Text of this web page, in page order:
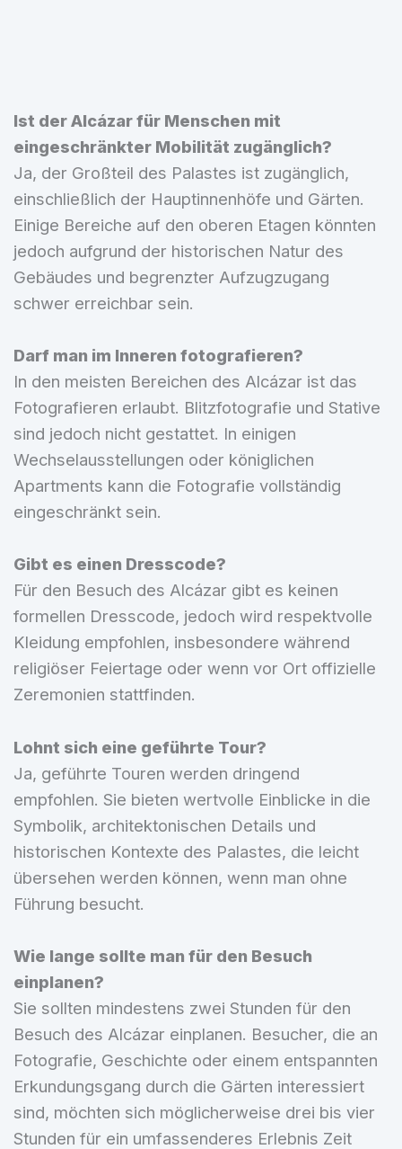
Ist der Alcázar für Menschen mit
eingeschränkter Mobilität zugänglich?
Ja, der Großteil des Palastes ist zugänglich,
einschließlich der Hauptinnenhöfe und Gärten.
Einige Bereiche auf den oberen Etagen könnten
jedoch aufgrund der historischen Natur des
Gebäudes und begrenzter Aufzugzugang
schwer erreichbar sein.
Darf man im Inneren fotografieren?
In den meisten Bereichen des Alcázar ist das
Fotografieren erlaubt. Blitzfotografie und Stative
sind jedoch nicht gestattet. In einigen
Wechselausstellungen oder königlichen
Apartments kann die Fotografie vollständig
eingeschränkt sein.
Gibt es einen Dresscode?
Für den Besuch des Alcázar gibt es keinen
formellen Dresscode, jedoch wird respektvolle
Kleidung empfohlen, insbesondere während
religiöser Feiertage oder wenn vor Ort offizielle
Zeremonien stattfinden.
Lohnt sich eine geführte Tour?
Ja, geführte Touren werden dringend
empfohlen. Sie bieten wertvolle Einblicke in die
Symbolik, architektonischen Details und
historischen Kontexte des Palastes, die leicht
übersehen werden können, wenn man ohne
Führung besucht.
Wie lange sollte man für den Besuch
einplanen?
Sie sollten mindestens zwei Stunden für den
Besuch des Alcázar einplanen. Besucher, die an
Fotografie, Geschichte oder einem entspannten
Erkundungsgang durch die Gärten interessiert
sind, möchten sich möglicherweise drei bis vier
Stunden für ein umfassenderes Erlebnis Zeit